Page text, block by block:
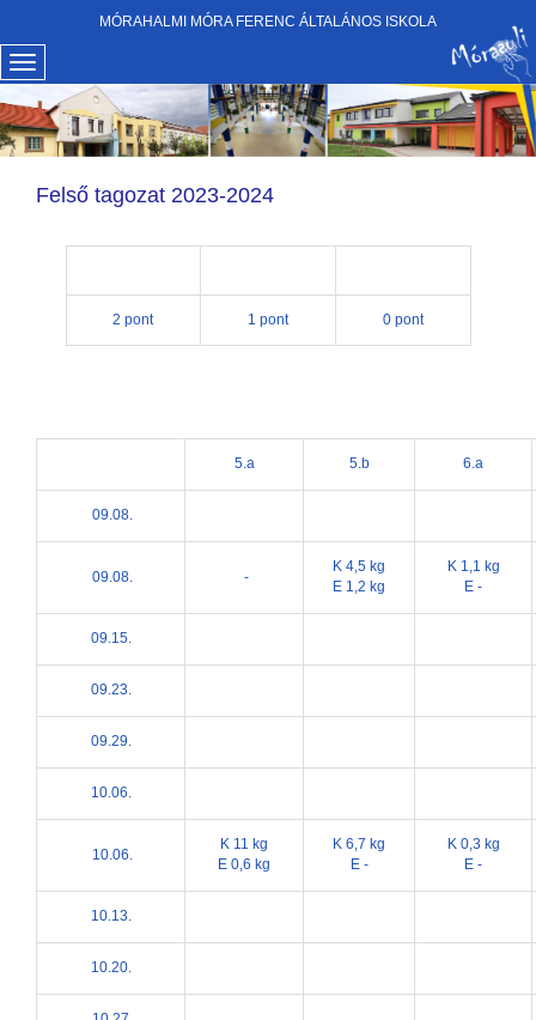
MÓRAHALMI MÓRA FERENC ÁLTALÁNOS ISKOLA
Felső tagozat 2023-2024
2 pont 1 pont 0 pont
5.a 5.b 6.a
09.08.
09.08. -
K 4,5 kg
E 1,2 kg
K 1,1 kg
E -
09.15.
09.23.
09.29.
10.06.
10.06.
K 11 kg
E 0,6 kg
K 6,7 kg
E -
K 0,3 kg
E -
10.13.
10.20.